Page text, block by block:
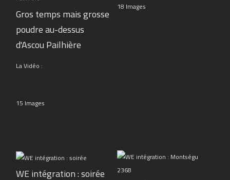
Gros temps mais grosse
poudre au-dessus
d'Ascou Pailhière
La Vidéo :
15 Images
18 Images
WE intégration : soirée